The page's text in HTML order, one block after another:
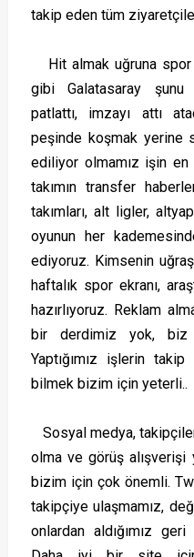
takip eden tüm
Hit almak uğruna
gibi Galatasaray şunu
patlattı, imzayı attı
peşinde koşmak yerine
ediliyor olmamız işin en
takımın transfer
takımları, alt ligler,
oyunun her
ediyoruz. Kimsenin
haftalık spor ekranı,
hazırlıyoruz. Reklam
bir derdimiz yok, biz
Yaptığımız işlerin
bilmek bizim için yeterli..
Sosyal medya,
olma ve görüş alışverişi
bizim için çok önemli.
takipçiye ulaşmamız,
onlardan aldığımız